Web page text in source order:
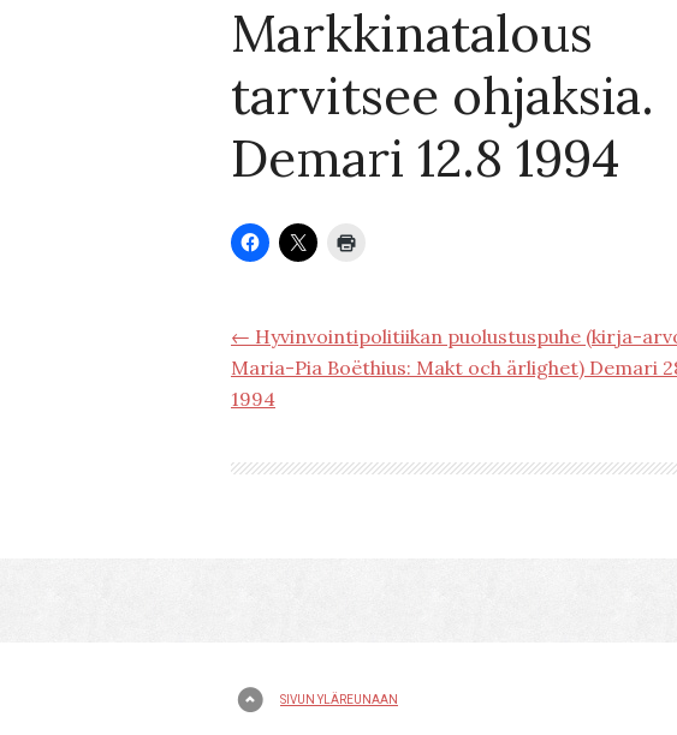
Markkinatalous
tarvitsee ohjaksia.
Demari 12.8 1994
← Hyvinvointipolitiikan puolustuspuhe (kirja-
Maria-Pia Boëthius: Makt och ärlighet) Demari
1994
SIVUN YLÄREUNAAN